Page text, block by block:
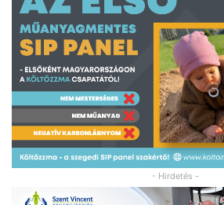
- Hirdetés -